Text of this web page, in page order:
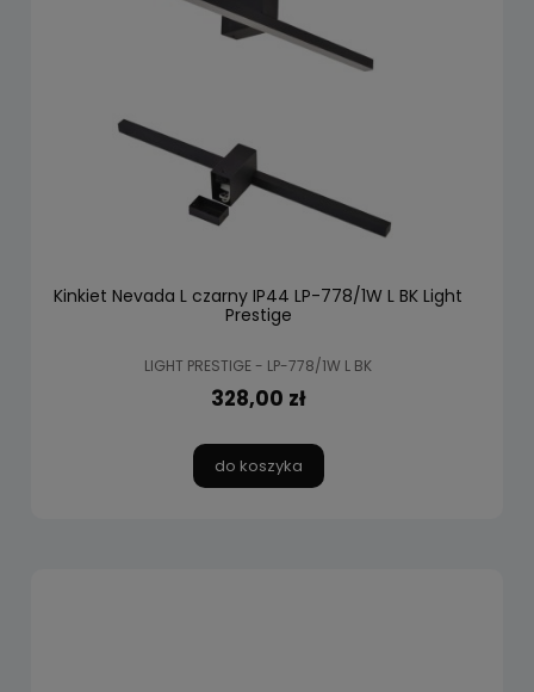
Kinkiet Nevada L czarny IP44 LP-778/1W L BK Light
Prestige
LIGHT PRESTIGE - LP-778/1W L BK
328,00 zł
do koszyka